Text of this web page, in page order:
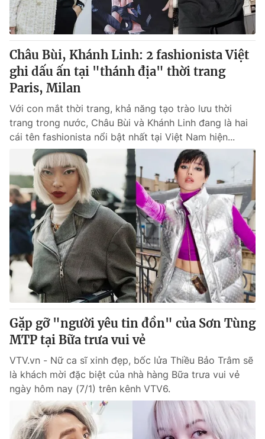
® Cấm sao chép dưới mọi hình thức nếu không có sự chấp
thông tin từ website này.
Châu Bùi, Khánh Linh: 2 fashionista Việt
ghi dấu ấn tại "thánh địa" thời trang
Paris, Milan
Với con mắt thời trang, khả năng tạo trào lưu thời
trang trong nước, Châu Bùi và Khánh Linh đang là hai
cái tên fashionista nổi bật nhất tại Việt Nam hiện...
Gặp gỡ "người yêu tin đồn" của Sơn Tùng
MTP tại Bữa trưa vui vẻ
VTV.vn - Nữ ca sĩ xinh đẹp, bốc lửa Thiều Bảo Trâm sẽ
là khách mời đặc biệt của nhà hàng Bữa trưa vui vẻ
ngày hôm nay (7/1) trên kênh VTV6.